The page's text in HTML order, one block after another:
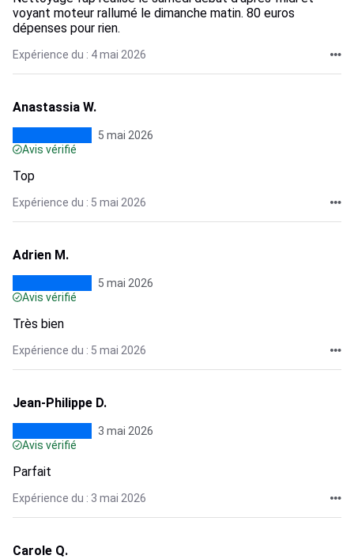
voyant moteur rallumé le dimanche matin. 80 euros
dépenses pour rien.
Expérience du : 4 mai 2026
Anastassia W.
5 mai 2026
Avis vérifié
Top
Expérience du : 5 mai 2026
Adrien M.
5 mai 2026
Avis vérifié
Très bien
Expérience du : 5 mai 2026
Jean-Philippe D.
3 mai 2026
Avis vérifié
Parfait
Expérience du : 3 mai 2026
Carole Q.